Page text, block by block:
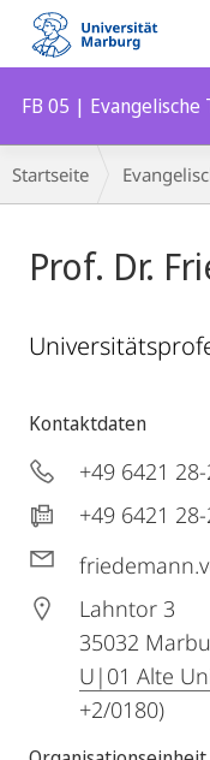
Mobile-
Navigation
FB 05 | Evangelische
Breadcrumb-
Navigation
Startseite
Prof. Dr.
Kontaktdaten
+49 6421
+49 6421
Lahntor 3
35032
U|01 Alte
+2/0180)